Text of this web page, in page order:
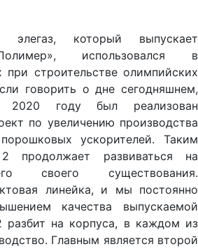
элегаз, который выпускает
использовался в
при строительстве олимпийских
говорить о дне сегодняшнем,
году был реализован
по увеличению производства
ускорителей. Таким
развиваться на
своего существования.
линейка, и мы постоянно
качества выпускаемой
на корпуса, в каждом из
Главным является второй